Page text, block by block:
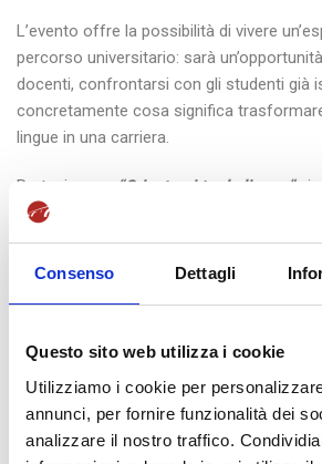
Consenso Dettagli
Questo sito web utilizza i cookie
Utilizziamo i cookie per
annunci, per fornire funzionalità dei
analizzare il nostro traffico.
L’evento offre la possibilità di vivere
percorso universitario: sarà
docenti, confrontarsi con gli studenti già
concretamente cosa significa
lingue in una carriera.
Partecipare a “Orientarsi tra le lingue”
un ambiente dinamico e stimolante,
incontrano. Gli studenti avranno
corso unisca lo studio delle lingue a
Chi parteciperà all’evento potrà accedere a
dedicate ai nuovi iscritti , un incentivo
proprio percorso universitario con un